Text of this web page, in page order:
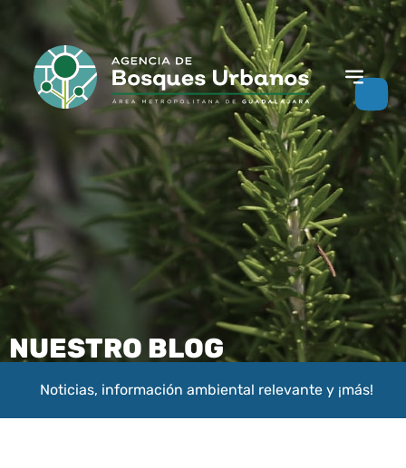
NUESTRO BLOG
Noticias, información ambiental relevante y ¡más!